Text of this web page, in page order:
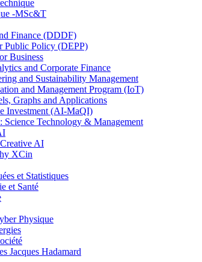
-MSc&T
Finance (DDDF)
Public Policy (DEPP)
Business
and Corporate Finance
and Sustainability Management
and Management Program (IoT)
Graphs and Applications
Investment (AI-MaQI)
Technology & Management
AI
XCin
et Statistiques
et Santé
Physique
Jacques Hadamard